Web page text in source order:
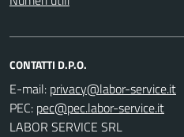
CONTATTI D.P.O.
E-mail:
PEC:
LABOR SERVICE SRL